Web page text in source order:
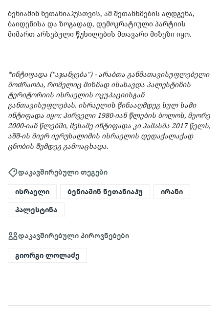
ბენიამინ ნეთანიაჰუსთვის, ამ შეთანხმების აღდგენა,
ბაიდენისა და ზოგადად, დემოკრატიული პარტიის
მიმართ არსებული წუხილების მთავარი მიზეზი იყო.
*ინტიფადა ("აჯანყება") - არაბთა განმათავისუფლებელი
მოძრაობა, რომელიც მიზნად ისახავდა პალესტინის
ტერიტორიის ისრაელის ოკუპაციისგან
განთავისუფლებას. ისრაელის წინააღმდეგ სულ სამი
ინტიფადა იყო: პირველი 1980-იან წლების ბოლოს, მეორე
2000-იან წლებში, მესამე ინტიფადა კი ჰამასმა 2017 წელს,
აშშ-ის მიერ იერუსალიმის ისრაელის დედაქალაქად
ცნობის შემდეგ გამოაცხადა.
დაკავშირებული თეგები
ისრაელი ბენიამინ ნეთანიაჰუ ირანი
პალესტინა
დაკავშირებული პიროვნებები
გიორგი ლოლაძე